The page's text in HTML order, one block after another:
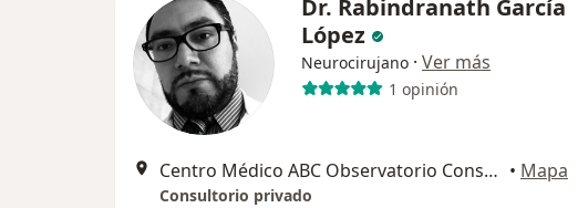
Dr. Rabindranath García
López
Neurocirujano · Ver más
1 opinión
Centro Médico ABC Observatorio Consultorio 46 Torre Sur, Álvaro Obregón • Mapa
Consultorio privado